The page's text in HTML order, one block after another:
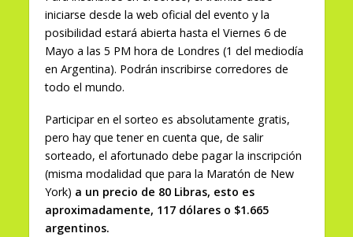
iniciarse desde la web oficial del evento y la
posibilidad estará abierta hasta el Viernes 6 de
Mayo a las 5 PM hora de Londres (1 del mediodía
en Argentina). Podrán inscribirse corredores de
todo el mundo.
Participar en el sorteo es absolutamente gratis,
pero hay que tener en cuenta que, de salir
sorteado, el afortunado debe pagar la inscripción
(misma modalidad que para la Maratón de New
York) a un precio de 80 Libras, esto es
aproximadamente, 117 dólares o $1.665
argentinos.